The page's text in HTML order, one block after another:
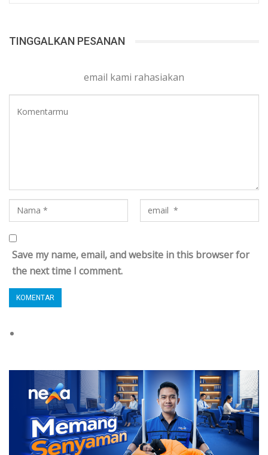
TINGGALKAN PESANAN
email kami rahasiakan
Save my name, email, and website in this browser for
the next time I comment.